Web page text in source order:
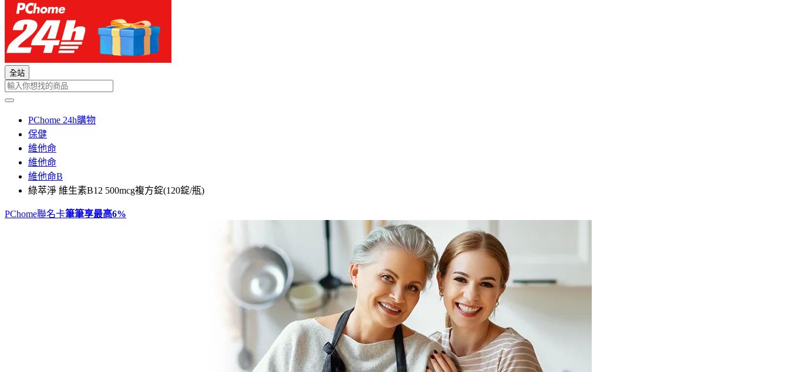
全站
PChome 24h購物
保健
維他命
維他命
維他命B
綠萃淨 維生素B12 500mcg複方錠(120錠/瓶)
PChome聯名卡筆筆享最高6%